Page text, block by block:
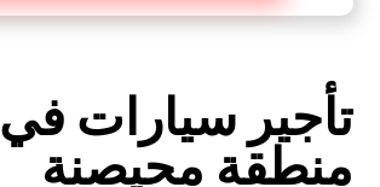
تأجير سيارات في
منطقة محيصنة